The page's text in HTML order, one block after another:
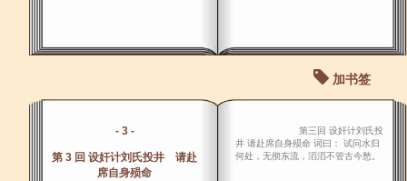
加书签
- 3 -
第 3 回 设奸计刘氏投井 请赴
席自身殒命
第三回 设奸计刘氏投
井 请赴席自身殒命 词曰： 试问水归
何处，无彻东流，滔滔不管古今愁。